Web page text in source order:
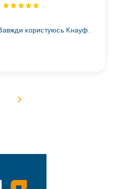
користуюсь Кнауф.